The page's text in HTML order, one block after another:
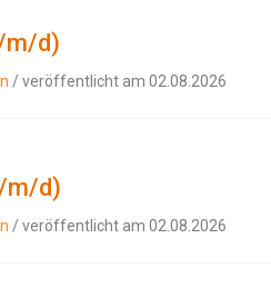
m/d)
/ veröffentlicht am 02.08.2026
m/d)
/ veröffentlicht am 02.08.2026